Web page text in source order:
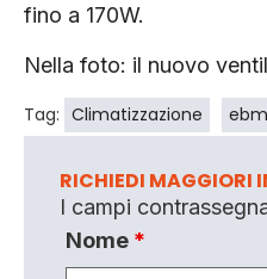
fino a 170W.
Nella foto: il nuovo
Tag: Climatizzazione
RICHIEDI MAGGIORI
I campi
Nome *